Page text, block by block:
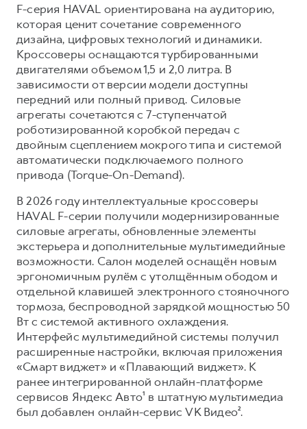
Автомобильные аксессуары
Коллекция CITY
Коллекция Базовая
Коллекция Детская
Коллекция Базовая
Коллекция Детская
F-серия HAVAL ориентирована на аудиторию,
которая ценит сочетание современного
дизайна, цифровых технологий и динамики.
Кроссоверы оснащаются турбированными
двигателями объемом 1,5 и 2,0 литра. В
зависимости от версии модели доступны
передний или полный привод. Силовые
агрегаты сочетаются с 7-ступенчатой
роботизированной коробкой передач с
двойным сцеплением мокрого типа и системой
автоматически подключаемого полного
привода (Torque-On-Demand).
В 2026 году интеллектуальные кроссоверы
HAVAL F-серии получили модернизированные
силовые агрегаты, обновленные элементы
экстерьера и дополнительные мультимедийные
возможности. Салон моделей оснащён новым
эргономичным рулём с утолщённым ободом и
отдельной клавишей электронного стояночного
тормоза, беспроводной зарядкой мощностью 50
Вт с системой активного охлаждения.
Интерфейс мультимедийной системы получил
расширенные настройки, включая приложения
«Смарт виджет» и «Плавающий виджет». К
ранее интегрированной онлайн-платформе
сервисов Яндекс Авто¹ в штатную мультимедиа
был добавлен онлайн-сервис VK Видео².